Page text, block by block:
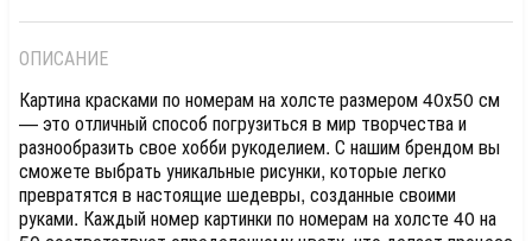
ОПИСАНИЕ
Картина красками по номерам на холсте размером 40х50 см
— это отличный способ погрузиться в мир творчества и
разнообразить свое хобби рукоделием. С нашим брендом вы
сможете выбрать уникальные рисунки, которые легко
превратятся в настоящие шедевры, созданные своими
руками. Каждый номер картинки по номерам на холсте 40 на